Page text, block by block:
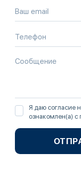
Я даю согласие
ознакомлен(а) с